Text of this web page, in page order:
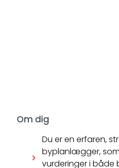
Om dig
Du er en erfaren,
byplanlægger, som
vurderinger i